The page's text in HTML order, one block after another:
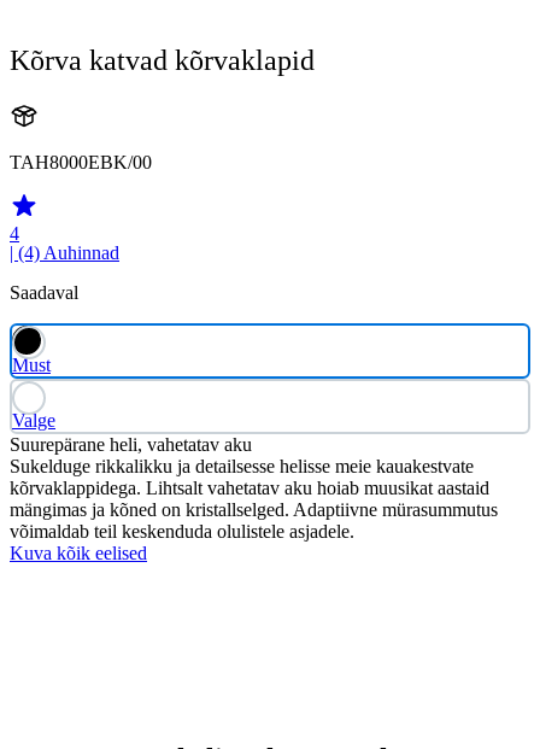
Kõrva katvad kõrvaklapid
TAH8000EBK/00
4
| (4) Auhinnad
Saadaval
Must
Valge
Suurepärane heli, vahetatav aku
Sukelduge rikkalikku ja detailsesse helisse meie kauakestvate
kõrvaklappidega. Lihtsalt vahetatav aku hoiab muusikat aastaid
mängimas ja kõned on kristallselged. Adaptiivne mürasummutus
võimaldab teil keskenduda olulistele asjadele.
Kuva kõik eelised